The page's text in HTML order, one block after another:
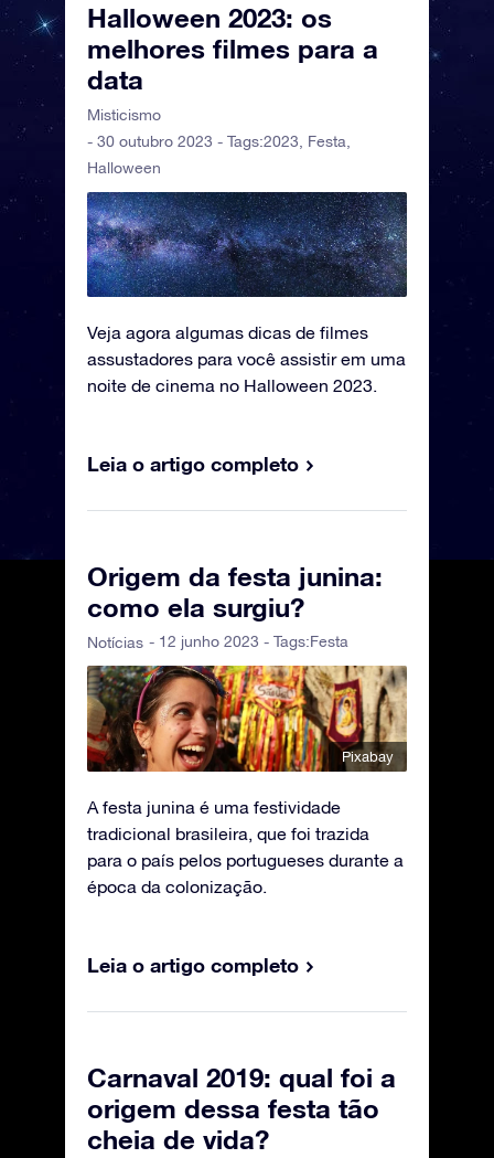
Halloween 2023: os
melhores filmes para a
data
Misticismo
- 30 outubro 2023 - Tags:2023 Festa
Halloween
Veja agora algumas dicas de filmes
assustadores para você assistir em uma
noite de cinema no Halloween 2023.
Leia o artigo completo
Origem da festa junina:
como ela surgiu?
Notícias - 12 junho 2023 - Tags:Festa
Pixabay
A festa junina é uma festividade
tradicional brasileira, que foi trazida
para o país pelos portugueses durante a
época da colonização.
Leia o artigo completo
Carnaval 2019: qual foi a
origem dessa festa tão
cheia de vida?